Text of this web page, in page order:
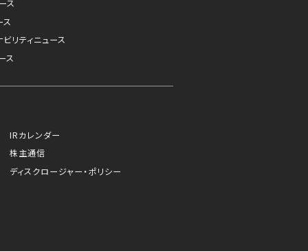
ス
ス
リティニュース
ス
IRカレンダー
株主通信
ディスクロージャー・ポリシー